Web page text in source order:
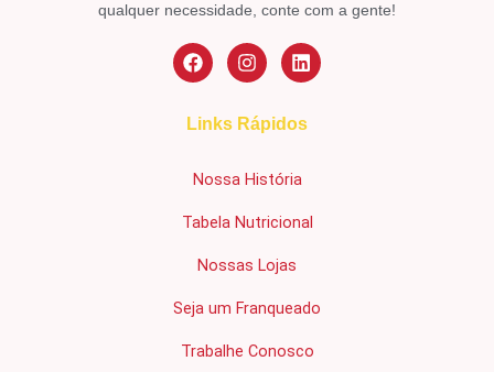
qualquer necessidade, conte com a gente!
Links Rápidos
Nossa História
Tabela Nutricional
Nossas Lojas
Seja um Franqueado
Trabalhe Conosco